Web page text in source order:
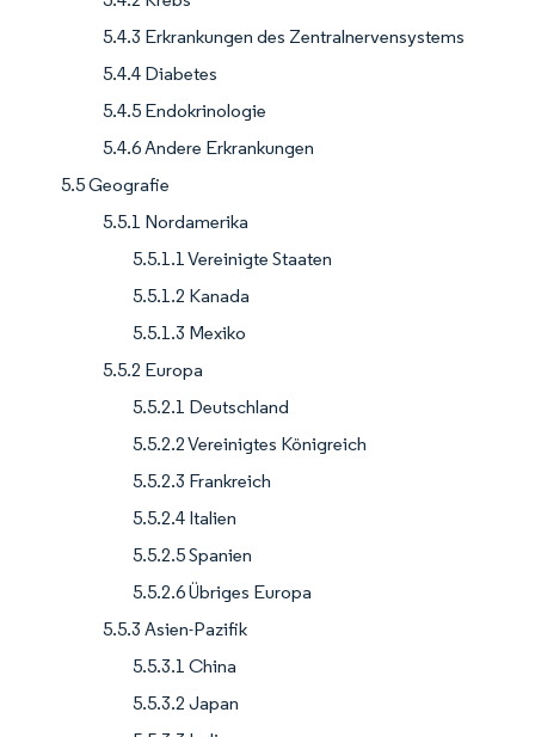
5.4.3 Erkrankungen des Zentralnervensystems
5.4.4 Diabetes
5.4.5 Endokrinologie
5.4.6 Andere Erkrankungen
5.5 Geografie
5.5.1 Nordamerika
5.5.1.1 Vereinigte Staaten
5.5.1.2 Kanada
5.5.1.3 Mexiko
5.5.2 Europa
5.5.2.1 Deutschland
5.5.2.2 Vereinigtes Königreich
5.5.2.3 Frankreich
5.5.2.4 Italien
5.5.2.5 Spanien
5.5.2.6 Übriges Europa
5.5.3 Asien-Pazifik
5.5.3.1 China
5.5.3.2 Japan